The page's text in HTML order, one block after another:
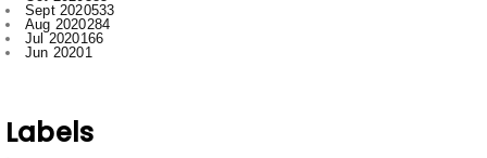
Ambagarh
Ambagarh Chauki